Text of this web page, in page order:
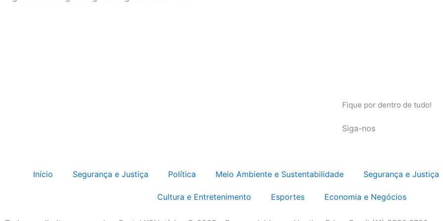
Fique por dentro de tudo!
Siga-nos
Início Segurança e Justiça Política Meio Ambiente e Sustentabilidade Segurança e Justiça
Cultura e Entretenimento Esportes Economia e Negócios